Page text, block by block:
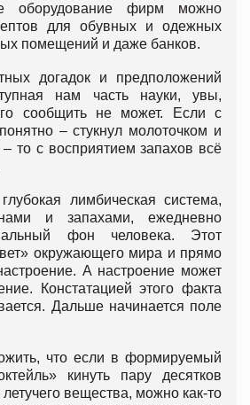
оборудование фирм можно
для обувных и одежных
помещений и даже банков.
догадок и предположений
нам часть науки, увы,
сообщить не может. Если с
– стукнул молоточком и
то с восприятием запахов всё
лимбическая система,
и запахами, ежедневно
фон человека. Этот
окружающего мира и прямо
А настроение может
Констатацией этого факта
Дальше начинается поле
что если в формируемый
кинуть пару десятков
летучего вещества, можно как-то